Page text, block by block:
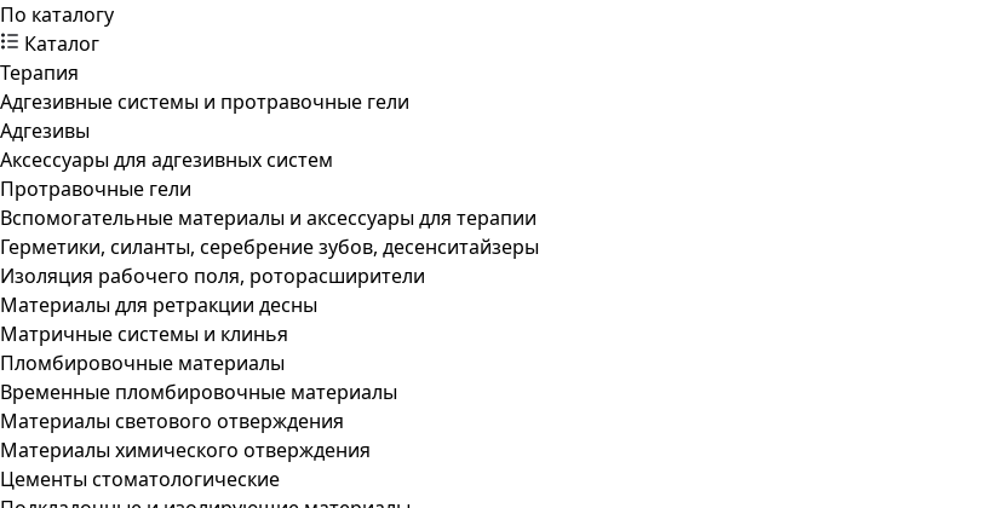
По каталогу
Каталог
Терапия
Адгезивные системы и протравочные гели
Адгезивы
Аксессуары для адгезивных систем
Протравочные гели
Вспомогательные материалы и аксессуары для терапии
Герметики, силанты, серебрение зубов, десенситайзеры
Изоляция рабочего поля, роторасширители
Материалы для ретракции десны
Матричные системы и клинья
Пломбировочные материалы
Временные пломбировочные материалы
Материалы светового отверждения
Материалы химического отверждения
Цементы стоматологические